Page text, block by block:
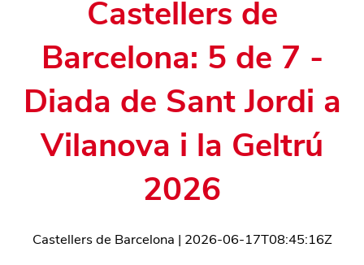
Castellers de
Barcelona: 5 de 7 -
Diada de Sant Jordi a
Vilanova i la Geltrú
2026
Castellers de Barcelona | 2026-06-17T08:45:16Z